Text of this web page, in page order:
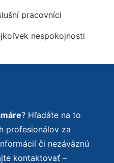
pracovníci
nespokojnosti
? Hľadáte na to
profesionálov za
či nezáväznú
kontaktovať –